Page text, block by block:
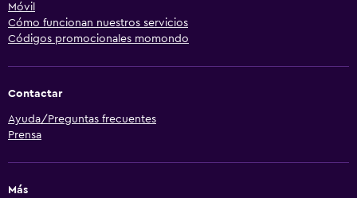
Móvil
Cómo funcionan nuestros servicios
Códigos promocionales momondo
Contactar
Ayuda/Preguntas frecuentes
Prensa
Más